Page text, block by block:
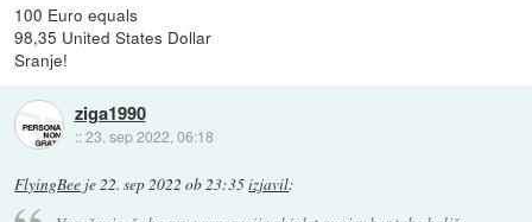
100 Euro equals
98,35 United States Dollar
Sranje!
ziga1990
::23. sep 2022, 06:18
FlyingBee je22. sep 2022 ob 23:35izjavil: